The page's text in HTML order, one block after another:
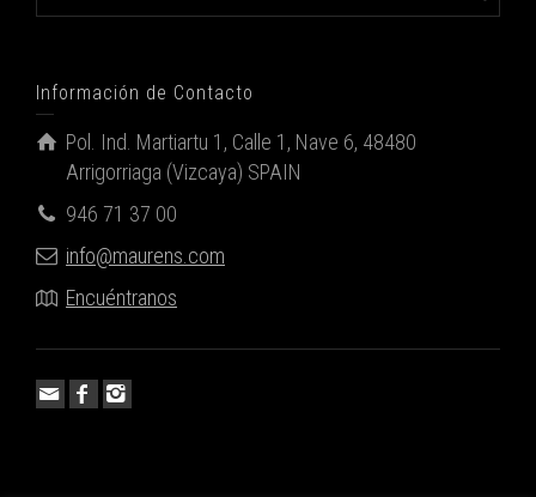
Información de Contacto
Pol. Ind. Martiartu 1, Calle 1, Nave 6, 48480
Arrigorriaga (Vizcaya) SPAIN
946 71 37 00
info@maurens.com
Encuéntranos